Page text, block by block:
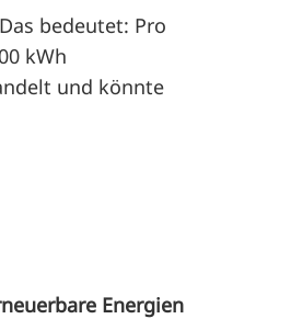
bedeutet: Pro
kWh
und könnte
Energien